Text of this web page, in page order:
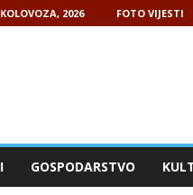
2026 FOTO VIJESTI
GOSPODARSTVO